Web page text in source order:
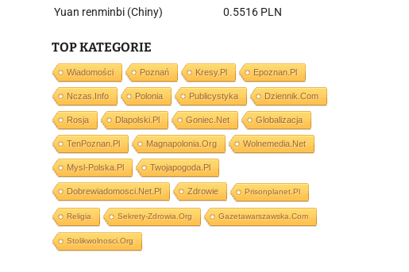
Yuan renminbi (Chiny)
0.5516 PLN
TOP KATEGORIE
Wiadomości Poznań Kresy.pl Epoznan.pl
Nczas.info Polonia Publicystyka Dziennik.com
Rosja Dlapolski.pl Goniec.net Globalizacja
TenPoznan.pl Magnapolonia.org Wolnemedia.net
Mysl-Polska.pl Twojapogoda.pl
Dobrewiadomosci.net.pl Zdrowie Prisonplanet.pl
Religia Sekrety-Zdrowia.org Gazetawarszawska.com
Stolikwolnosci.org